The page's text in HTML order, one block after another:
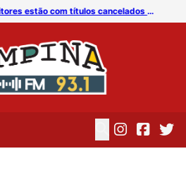
Cerca de 30 mil eleitores estão com títulos cancelados em Campina Grande